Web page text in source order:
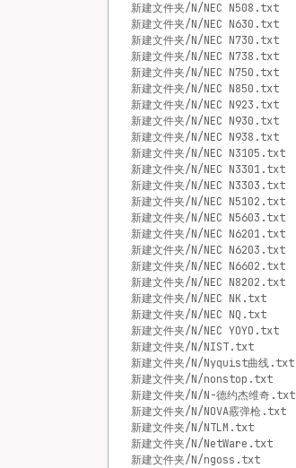
新建文件夹/N/NEC N508.txt
新建文件夹/N/NEC N630.txt
新建文件夹/N/NEC N730.txt
新建文件夹/N/NEC N738.txt
新建文件夹/N/NEC N750.txt
新建文件夹/N/NEC N850.txt
新建文件夹/N/NEC N923.txt
新建文件夹/N/NEC N930.txt
新建文件夹/N/NEC N938.txt
新建文件夹/N/NEC N3105.txt
新建文件夹/N/NEC N3301.txt
新建文件夹/N/NEC N3303.txt
新建文件夹/N/NEC N5102.txt
新建文件夹/N/NEC N5603.txt
新建文件夹/N/NEC N6201.txt
新建文件夹/N/NEC N6203.txt
新建文件夹/N/NEC N6602.txt
新建文件夹/N/NEC N8202.txt
新建文件夹/N/NEC NK.txt
新建文件夹/N/NEC NQ.txt
新建文件夹/N/NEC YOYO.txt
新建文件夹/N/NIST.txt
新建文件夹/N/Nyquist曲线.txt
新建文件夹/N/nonstop.txt
新建文件夹/N/N-德约杰维奇.txt
新建文件夹/N/NOVA霰弹枪.txt
新建文件夹/N/NTLM.txt
新建文件夹/N/NetWare.txt
新建文件夹/N/ngoss.txt